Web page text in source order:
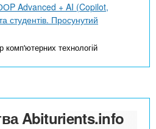
Advanced + AI (Copilot,
студентів. Просунутий
комп'ютерних технологій
Abiturients.info